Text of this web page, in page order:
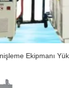
Ekipmanı